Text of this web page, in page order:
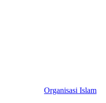
Organisasi Islam